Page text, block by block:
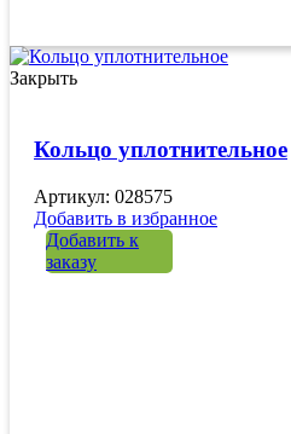
Закрыть
Кольцо уплотнительное
Артикул: 028575
Добавить в избранное
Добавить к
заказу